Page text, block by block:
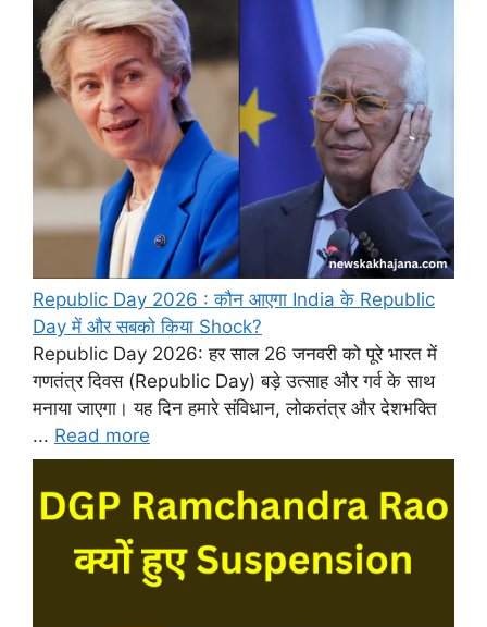
Republic Day 2026 : कौन आएगा India के Republic
Day में और सबको किया Shock?
Republic Day 2026: हर साल 26 जनवरी को पूरे भारत में
गणतंत्र दिवस (Republic Day) बड़े उत्साह और गर्व के साथ
मनाया जाएगा। यह दिन हमारे संविधान, लोकतंत्र और देशभक्ति
... Read more